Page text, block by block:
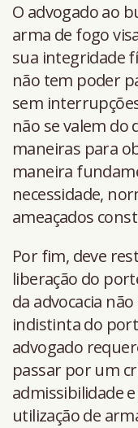
O advogado ao
arma de fogo
sua integridade
não tem poder
sem
não se valem do
maneiras para
maneira
necessidade,
ameaçados
Por fim, deve
liberação do
da advocacia
indistinta do
advogado
passar por um
admissibilidade
utilização de